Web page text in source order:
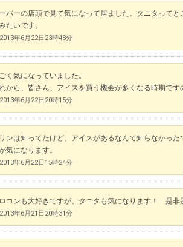
パーの店頭で見て気になって居ました。タニタって
たいです。
2013年6月22日23時48分
く気になっていました。
から、皆さん、アイスを買う機会が多くなる時期で
2013年6月22日20時15分
ンは知ってたけど、アイスがあるなんて知らなかった
気になります。
2013年6月22日15時24分
コンも大好きですが、タニタも気になります！ 是非
2013年6月21日20時31分